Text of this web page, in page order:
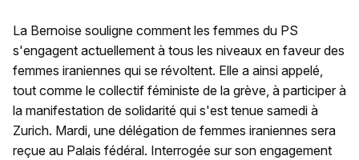
La Bernoise souligne comment les femmes du PS
s'engagent actuellement à tous les niveaux en faveur des
femmes iraniennes qui se révoltent. Elle a ainsi appelé,
tout comme le collectif féministe de la grève, à participer à
la manifestation de solidarité qui s'est tenue samedi à
Zurich. Mardi, une délégation de femmes iraniennes sera
reçue au Palais fédéral. Interrogée sur son engagement